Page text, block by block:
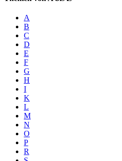
A
B
C
D
E
F
G
H
I
K
L
M
N
O
P
R